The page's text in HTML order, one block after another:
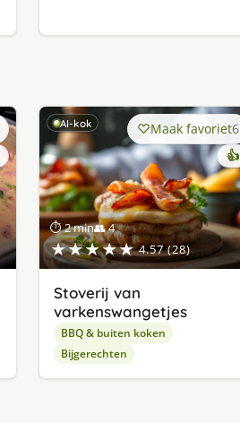
AI-kok
⏱ 2 min👥 4
★★★★★ 4.57 (28)
Maak favoriet6
👍
Stoverij van
varkenswangetjes
BBQ & buiten koken
Bijgerechten